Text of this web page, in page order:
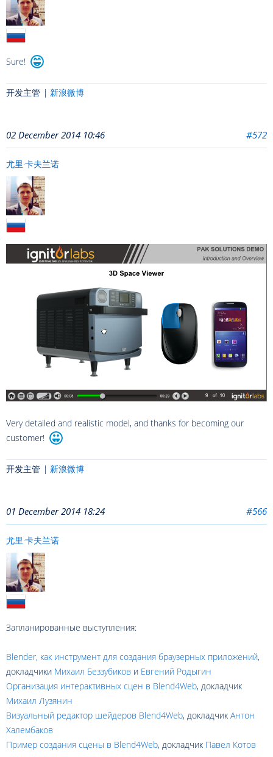
Sure!
开发主管 | 新浪微博
02 December 2014 10:46 #572
尤里·卡夫兰诺
Very detailed and realistic model, and thanks for becoming our
customer!
开发主管 | 新浪微博
01 December 2014 18:24 #566
尤里·卡夫兰诺
Запланированные выступления:
Blender, как инструмент для создания браузерных приложений,
докладчики Михаил Беззубиков и Евгений Родыгин
Организация интерактивных сцен в Blend4Web, докладчик
Михаил Лузянин
Визуальный редактор шейдеров Blend4Web, докладчик Антон
Халембаков
Пример создания сцены в Blend4Web, докладчик Павел Котов